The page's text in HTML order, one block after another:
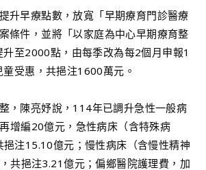
升早療點數，放寬「早期療育門診醫療
條件，並將「以家庭為中心早期療育整
至2000點，由每季改為每2個月申報1
受惠，共挹注1600萬元。
，陳亮妤說，114年已調升急性一般病
增編20億元，急性病床（含特殊病
挹注15.10億元；慢性病床（含慢性精神
共挹注3.21億元；偏鄉醫院護理費，加